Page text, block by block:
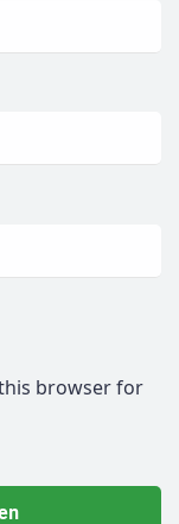
browser for